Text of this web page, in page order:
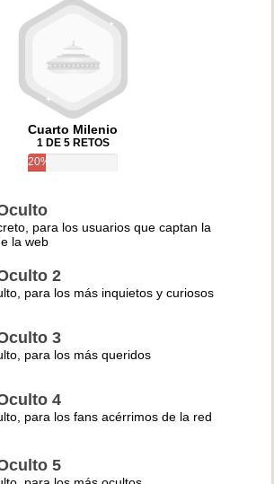
Cuarto Milenio
1 DE 5 RETOS
20%
para los usuarios que captan la
la web
2
para los más inquietos y curiosos
3
para los más queridos
4
para los fans acérrimos de la red
5